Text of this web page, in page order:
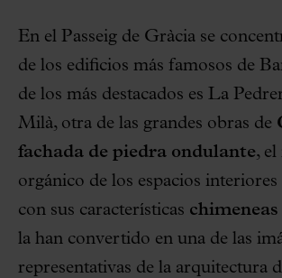
En el Passeig de Gràcia se
de los edificios más famosos de
de los más destacados es La
Milà, otra de las grandes obras de
fachada de piedra ondulante,
orgánico de los espacios interiores
con sus características
la han convertido en una de las
representativas de la arquitectura